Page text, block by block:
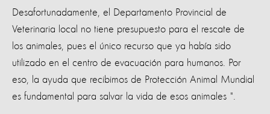
Desafortunadamente, el Departamento Provincial de
Veterinaria local no tiene presupuesto para el rescate de
los animales, pues el único recurso que ya había sido
utilizado en el centro de evacuación para humanos. Por
eso, la ayuda que recibimos de Protección Animal Mundial
es fundamental para salvar la vida de esos animales ".